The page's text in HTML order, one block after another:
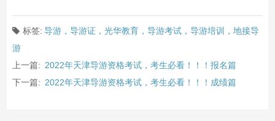
标签: 导游，导游证，光华教育，导游考试，导游培训，地接导
游
上一篇: 2022年天津导游资格考试，考生必看！！！报名篇
下一篇: 2022年天津导游资格考试，考生必看！！！成绩篇